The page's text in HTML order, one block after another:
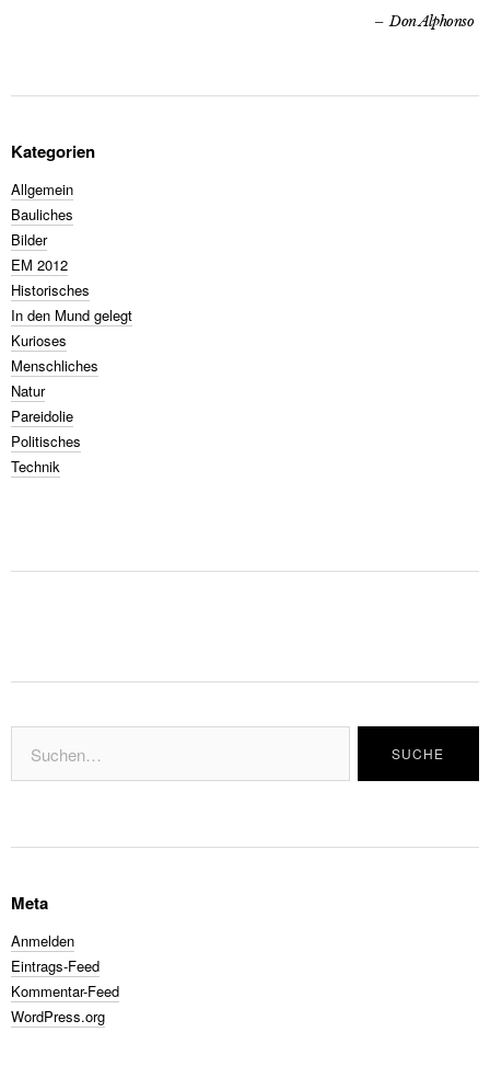
Don Alphonso
Kategorien
Allgemein
Bauliches
Bilder
EM 2012
Historisches
In den Mund gelegt
Kurioses
Menschliches
Natur
Pareidolie
Politisches
Technik
Meta
Anmelden
Eintrags-Feed
Kommentar-Feed
WordPress.org